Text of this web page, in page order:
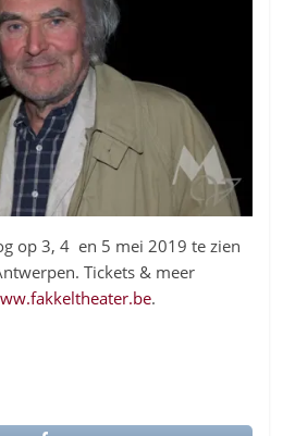
op 3, 4 en 5 mei 2019 te zien
Tickets & meer
.